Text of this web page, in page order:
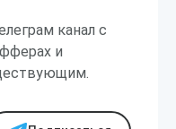
канал с
и